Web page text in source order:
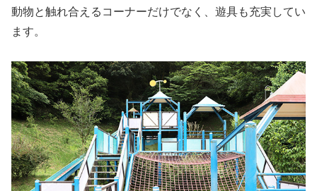
動物と触れ合えるコーナーだけでなく、遊具も充実してい
ます。